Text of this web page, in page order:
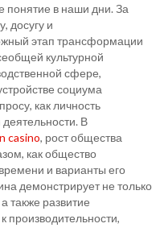
понятие в наши дни. За
досугу и
этап трансформации
культурной
сфере,
социума
как личность
В
casino, рост общества
как общество
и варианты его
демонстрирует не только
также развитие
производительности,